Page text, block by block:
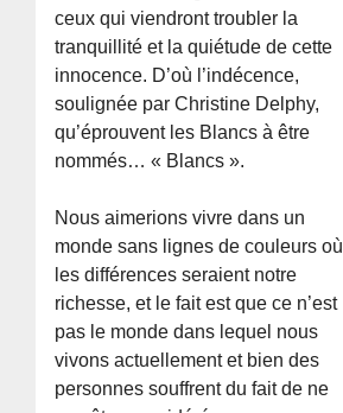
ceux qui viendront troubler la
tranquillité et la quiétude de cette
innocence. D’où l’indécence,
soulignée par Christine Delphy,
qu’éprouvent les Blancs à être
nommés… « Blancs ».
Nous aimerions vivre dans un
monde sans lignes de couleurs où
les différences seraient notre
richesse, et le fait est que ce n’est
pas le monde dans lequel nous
vivons actuellement et bien des
personnes souffrent du fait de ne